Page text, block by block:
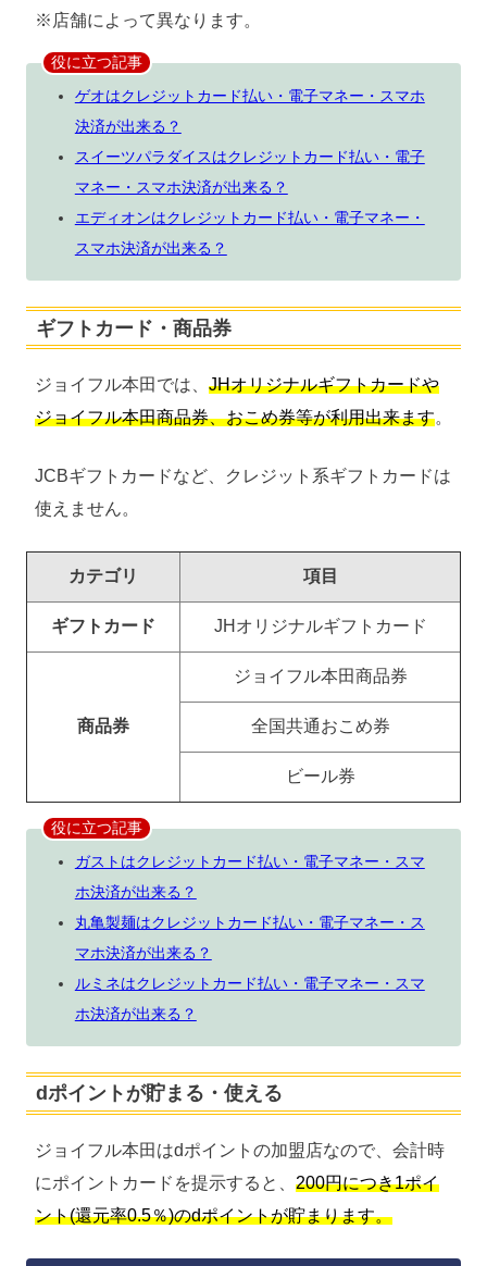
※店舗によって異なります。
役に立つ記事
ゲオはクレジットカード払い・電子マネー・スマホ
決済が出来る？
スイーツパラダイスはクレジットカード払い・電子
マネー・スマホ決済が出来る？
エディオンはクレジットカード払い・電子マネー・
スマホ決済が出来る？
ギフトカード・商品券
ジョイフル本田では、 JHオリジナルギフトカードや
ジョイフル本田商品券、おこめ券等が利用出来ます。
JCBギフトカードなど、クレジット系ギフトカードは
使えません。
カテゴリ 項目
ギフトカード JHオリジナルギフトカード
商品券
ジョイフル本田商品券
全国共通おこめ券
ビール券
役に立つ記事
ガストはクレジットカード払い・電子マネー・スマ
ホ決済が出来る？
丸亀製麺はクレジットカード払い・電子マネー・ス
マホ決済が出来る？
ルミネはクレジットカード払い・電子マネー・スマ
ホ決済が出来る？
dポイントが貯まる・使える
ジョイフル本田はdポイントの加盟店なので、会計時
にポイントカードを提示すると、 200円につき1ポイ
ント(還元率0.5％)のdポイントが貯まります。